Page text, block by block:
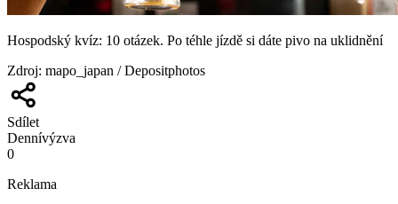
Hospodský kvíz: 10 otázek. Po téhle jízdě si dáte pivo na uklidnění
Zdroj: mapo_japan / Depositphotos
Sdílet
Dennívýzva
0
Reklama